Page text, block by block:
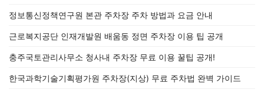
정보통신정책연구원 본관 주차장 주차 방법과 요금 안내
근로복지공단 인재개발원 배움동 정면 주차장 이용 팁 공개
충주국토관리사무소 청사내 주차장 무료 이용 꿀팁 공개!
한국과학기술기획평가원 주차장(지상) 무료 주차법 완벽 가이드